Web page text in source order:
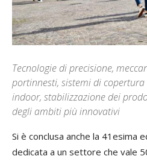
Tecnologie di precisione,
portinnesti, sistemi di
indoor, stabilizzazione dei
degli ambiti più innovativi
Si è conclusa anche la 41esima
dedicata a un settore che vale